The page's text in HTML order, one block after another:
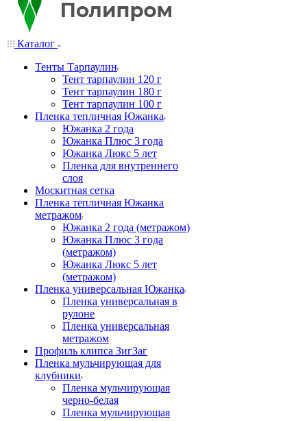
Каталог
Тенты Тарпаулин
Тент тарпаулин 120 г
Тент тарпаулин 180 г
Тент тарпаулин 100 г
Пленка тепличная Южанка
Южанка 2 года
Южанка Плюс 3 года
Южанка Люкс 5 лет
Пленка для внутреннего
слоя
Москитная сетка
Пленка тепличная Южанка
метражом
Южанка 2 года (метражом)
Южанка Плюс 3 года
(метражом)
Южанка Люкс 5 лет
(метражом)
Пленка универсальная Южанка
Пленка универсальная в
рулоне
Пленка универсальная
метражом
Профиль клипса ЗигЗаг
Пленка мульчирующая для
клубники
Пленка мульчирующая
черно-белая
Пленка мульчирующая